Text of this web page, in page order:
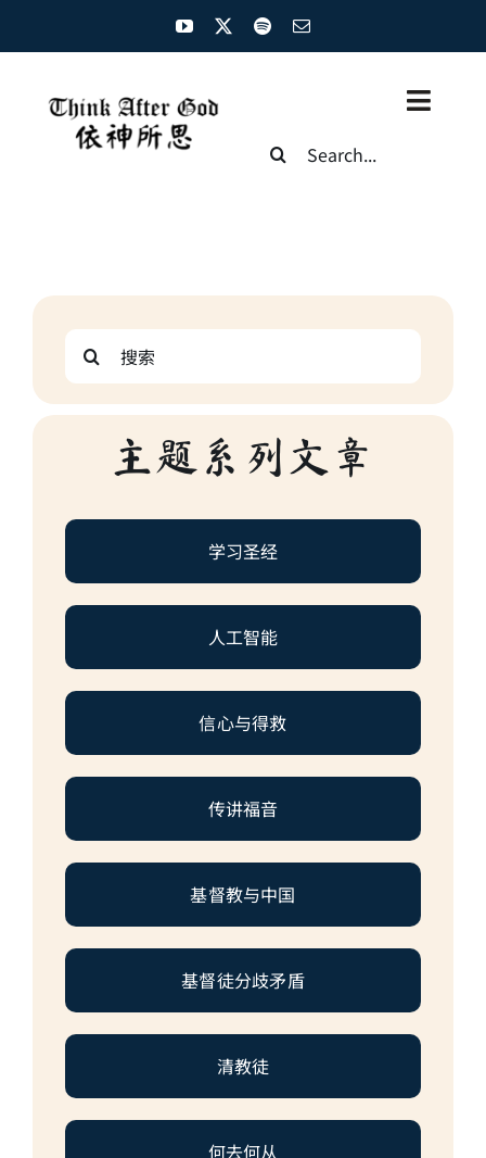
圣经概览
基督徒生命
神学概论
Search
Search
for:
主题系列文章
学习圣经
人工智能
信心与得救
传讲福音
基督教与中国
基督徒分歧矛盾
清教徒
何去何从